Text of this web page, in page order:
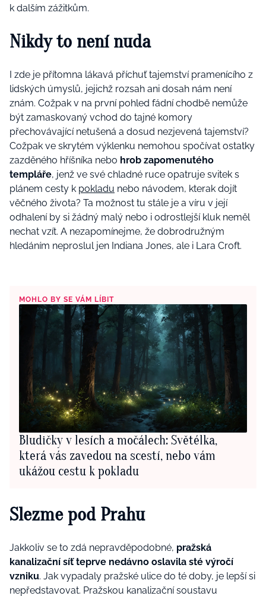
k dalším zážitkům.
Nikdy to není nuda
I zde je přítomna lákavá příchuť tajemství pramenícího z
lidských úmyslů, jejichž rozsah ani dosah nám není
znám. Cožpak v na první pohled fádní chodbě nemůže
být zamaskovaný vchod do tajné komory
přechovávající netušená a dosud nezjevená tajemství?
Cožpak ve skrytém výklenku nemohou spočívat ostatky
zazděného hříšníka nebo hrob zapomenutého
templáře, jenž ve své chladné ruce opatruje svitek s
plánem cesty k pokladu nebo návodem, kterak dojít
věčného života? Ta možnost tu stále je a víru v její
odhalení by si žádný malý nebo i odrostlejší kluk neměl
nechat vzít. A nezapomínejme, že dobrodružným
hledáním neproslul jen Indiana Jones, ale i Lara Croft.
MOHLO BY SE VÁM LÍBIT
Bludičky v lesích a močálech: Světélka,
která vás zavedou na scestí, nebo vám
ukážou cestu k pokladu
Slezme pod Prahu
Jakkoliv se to zdá nepravděpodobné, pražská
kanalizační síť teprve nedávno oslavila sté výročí
vzniku. Jak vypadaly pražské ulice do té doby, je lepší si
nepředstavovat. Pražskou kanalizační soustavu